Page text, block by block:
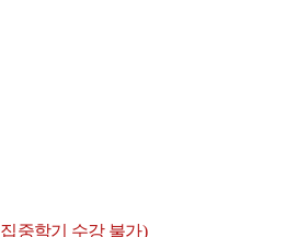
집중학기 수강 불가)